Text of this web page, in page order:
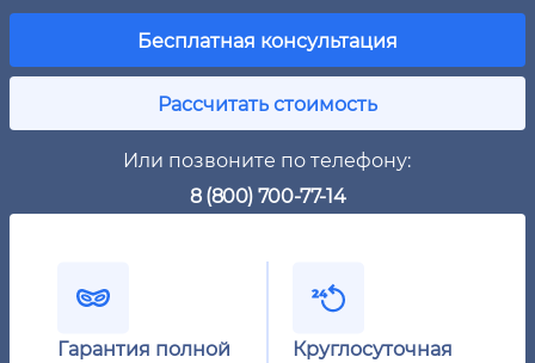
Бесплатная консультация
Рассчитать стоимость
Или позвоните по телефону:
8 (800) 700-77-14
Гарантия полной
Круглосуточная